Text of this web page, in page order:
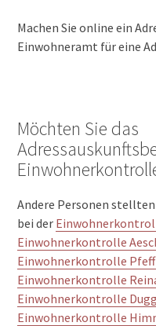
Machen Sie online ein
Einwohneramt für eine
Möchten Sie das
Andere Personen
bei der
Einwohnerkontrolle
Einwohnerkontrolle
Einwohnerkontrolle
Einwohnerkontrolle
Einwohnerkontrolle